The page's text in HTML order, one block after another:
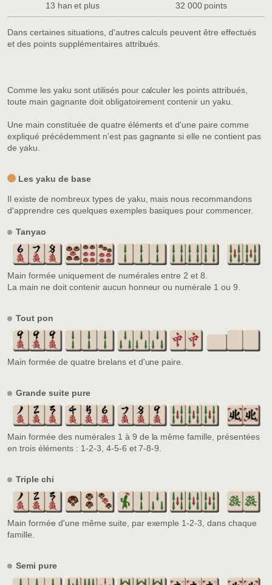
13 han et plus 32 000 points
Dans certaines situations, d'autres calculs peuvent être effectués
et des points supplémentaires attribués.
Comme les yaku sont utilisés pour calculer les points attribués,
toute main gagnante doit obligatoirement contenir un yaku.
Une main constituée de quatre éléments et d'une paire comme
expliqué précédemment n'est pas gagnante si elle ne contient pas
de yaku.
Les yaku de base
Il existe de nombreux types de yaku, mais nous recommandons
d'apprendre ces quelques exemples basiques pour commencer.
Tanyao
Main formée uniquement de numérales entre 2 et 8.
La main ne doit contenir aucun honneur ou numérale 1 ou 9.
Tout pon
Main formée de quatre brelans et d'une paire.
Grande suite pure
Main formée des numérales 1 à 9 de la même famille, présentées
en trois éléments : 1-2-3, 4-5-6 et 7-8-9.
Triple chi
Main formée d'une même suite, par exemple 1-2-3, dans chaque
famille.
Semi pure